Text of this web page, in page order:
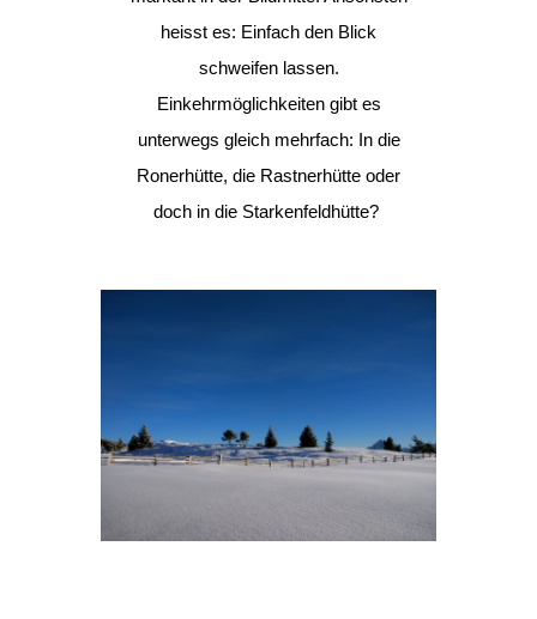
heisst es: Einfach den Blick
schweifen lassen.
Einkehrmöglichkeiten gibt es
unterwegs gleich mehrfach: In die
Ronerhütte, die Rastnerhütte oder
doch in die Starkenfeldhütte?